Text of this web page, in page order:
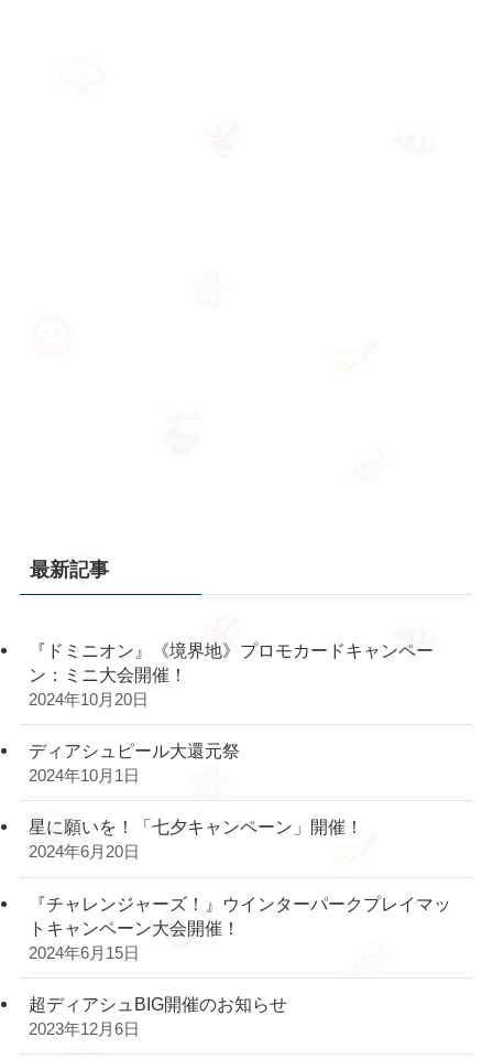
最新記事
『ドミニオン』《境界地》プロモカードキャンペー
ン：ミニ大会開催！
2024年10月20日
ディアシュピール大還元祭
2024年10月1日
星に願いを！「七夕キャンペーン」開催！
2024年6月20日
『チャレンジャーズ！』ウインターパークプレイマッ
トキャンペーン大会開催！
2024年6月15日
超ディアシュBIG開催のお知らせ
2023年12月6日